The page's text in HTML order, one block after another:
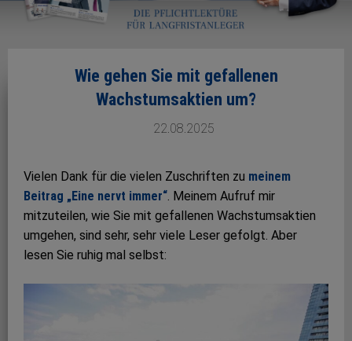
Wie gehen Sie mit gefallenen
Wachstumsaktien um?
22.08.2025
Vielen Dank für die vielen Zuschriften zu meinem
Beitrag „Eine nervt immer“. Meinem Aufruf mir
mitzuteilen, wie Sie mit gefallenen Wachstumsaktien
umgehen, sind sehr, sehr viele Leser gefolgt. Aber
lesen Sie ruhig mal selbst: